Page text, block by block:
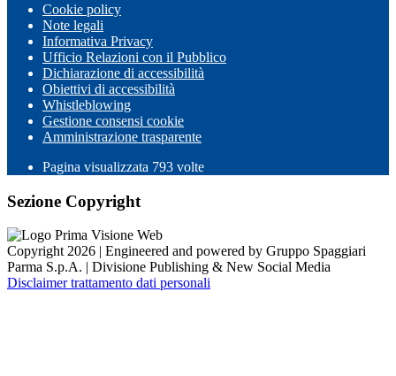
Cookie policy
Note legali
Informativa Privacy
Ufficio Relazioni con il Pubblico
Dichiarazione di accessibilità
Obiettivi di accessibilità
Whistleblowing
Gestione consensi cookie
Amministrazione trasparente
Pagina visualizzata 793 volte
Sezione Copyright
Copyright 2026 | Engineered and powered by Gruppo Spaggiari
Parma S.p.A. | Divisione Publishing & New Social Media
Disclaimer trattamento dati personali